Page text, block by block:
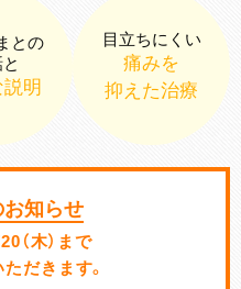
との
明
目立ちにくい
痛みを
抑えた治療
知らせ
（木）まで
だきます。